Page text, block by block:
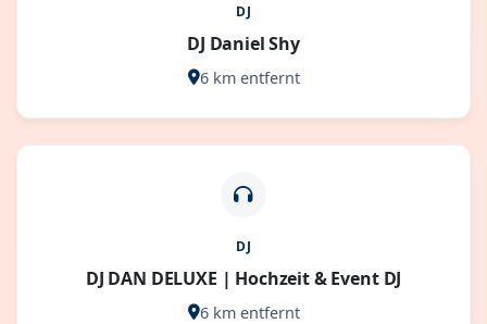
DJ
DJ Daniel Shy
6 km entfernt
DJ
DJ DAN DELUXE | Hochzeit & Event DJ
6 km entfernt